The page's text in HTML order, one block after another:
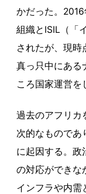
かだった。
組織とISIL（「
されたが、現
真っ只中にある
ころ国家運営を
過去のアフリカ
次的なものであ
に起因する。政
の対応ができな
インフラや内需